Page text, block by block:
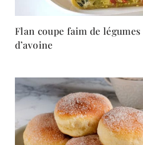
Flan coupe faim de
d’avoine